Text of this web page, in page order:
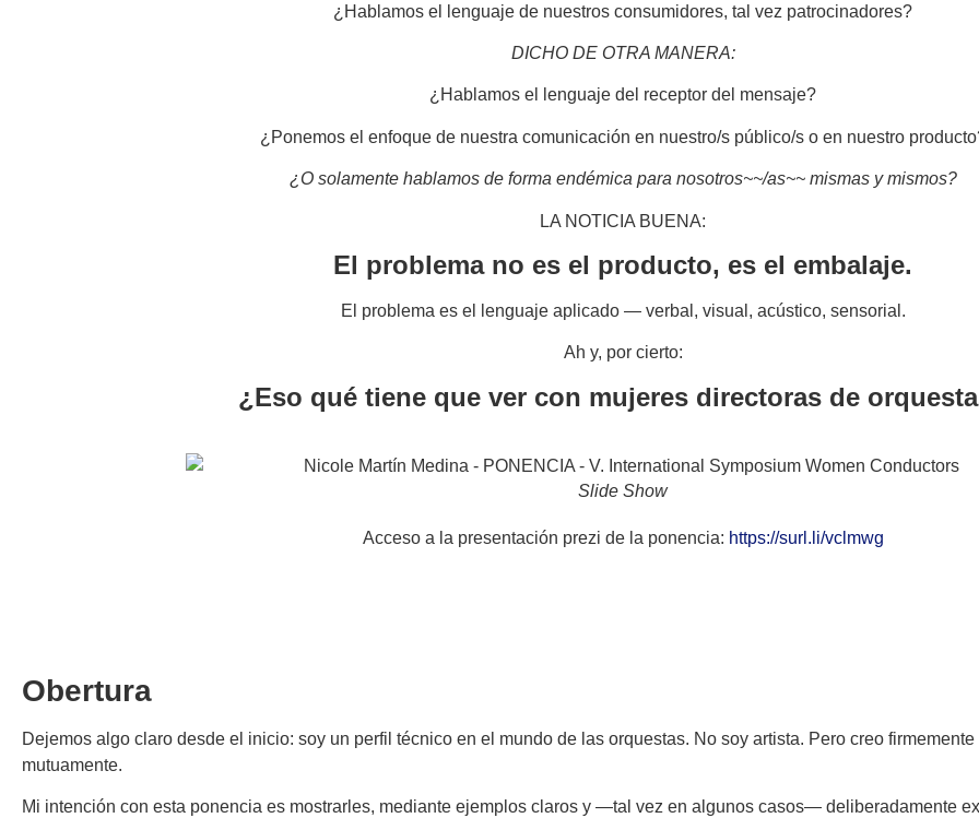
¿Hablamos el lenguaje de nuestros consumidores, tal vez patrocinadores?
DICHO DE OTRA MANERA:
¿Hablamos el lenguaje del receptor del mensaje?
¿Ponemos el enfoque de nuestra comunicación en nuestro/s público/s o en nuestro
¿O solamente hablamos de forma endémica para nosotros~~/as~~ mismas y mismos?
LA NOTICIA BUENA:
El problema no es el producto, es el embalaje.
El problema es el lenguaje aplicado — verbal, visual, acústico, sensorial.
Ah y, por cierto:
¿Eso qué tiene que ver con mujeres directoras de
Slide Show
Acceso a la presentación prezi de la ponencia: https://surl.li/vclmwg
Obertura
Dejemos algo claro desde el inicio: soy un perfil técnico en el mundo de las orquestas. No soy artista. Pero creo
mutuamente.
Mi intención con esta ponencia es mostrarles, mediante ejemplos claros y —tal vez en algunos casos— deliberadamente